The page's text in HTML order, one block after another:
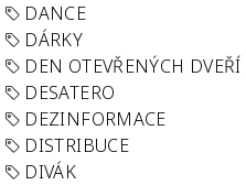
DANCE
DÁRKY
DEN OTEVŘENÝCH DVEŘÍ
DESATERO
DEZINFORMACE
DISTRIBUCE
DIVÁK